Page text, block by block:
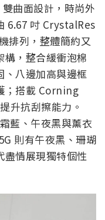
曲面設計，時尚外
6.67 吋 CrystalRes
排列，整體簡約又
構，整合緩衝泡棉
、八邊加高與邊框
；搭載 Corning
升抗刮擦能力。
藍、午夜黑與薰衣
則有午夜黑、珊瑚
盡情展現獨特個性